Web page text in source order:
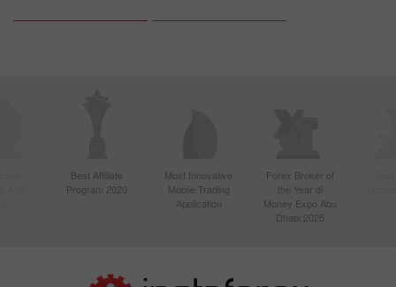
Best Affiliate
Program 2020
Most Innovative
Mobile Trading
Application
Forex Broker of
the Year di
Money Expo Abu
Dhabi 2025